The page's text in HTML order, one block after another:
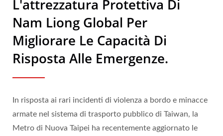
L'attrezzatura Protettiva Di
Nam Liong Global Per
Migliorare Le Capacità Di
Risposta Alle Emergenze.
In risposta ai rari incidenti di violenza a bordo e minacce
armate nel sistema di trasporto pubblico di Taiwan, la
Metro di Nuova Taipei ha recentemente aggiornato le